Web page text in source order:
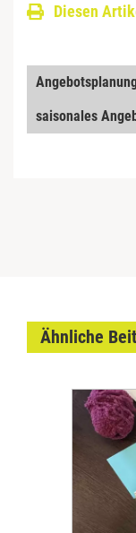
Diesen
saisonales
Ähnliche